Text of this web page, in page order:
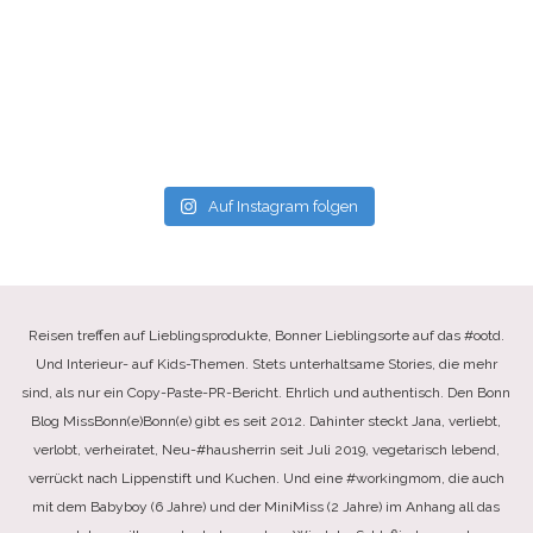
Auf Instagram folgen
Reisen treffen auf Lieblingsprodukte, Bonner Lieblingsorte auf das #ootd.
Und Interieur- auf Kids-Themen. Stets unterhaltsame Stories, die mehr
sind, als nur ein Copy-Paste-PR-Bericht. Ehrlich und authentisch. Den Bonn
Blog MissBonn(e)Bonn(e) gibt es seit 2012. Dahinter steckt Jana, verliebt,
verlobt, verheiratet, Neu-#hausherrin seit Juli 2019, vegetarisch lebend,
verrückt nach Lippenstift und Kuchen. Und eine #workingmom, die auch
mit dem Babyboy (6 Jahre) und der MiniMiss (2 Jahre) im Anhang all das